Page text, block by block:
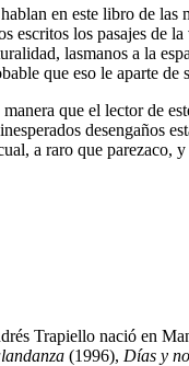
en este libro de las
escritos los pasajes de
lasmanos a la
que eso le aparte de
manera que el lector de
desengaños
a raro que parezaco,
Trapiello nació en
(1996), Días y